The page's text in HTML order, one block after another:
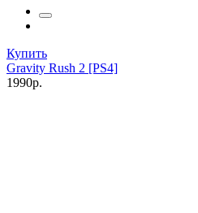
Купить
Gravity Rush 2 [PS4]
1990р.